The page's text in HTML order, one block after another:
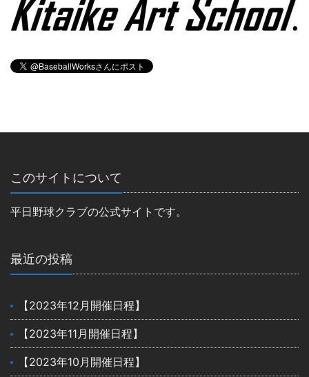
このサイトについて
平日野球クラブの公式サイトです。
最近の投稿
【2023年12月開催日程】
【2023年11月開催日程】
【2023年10月開催日程】